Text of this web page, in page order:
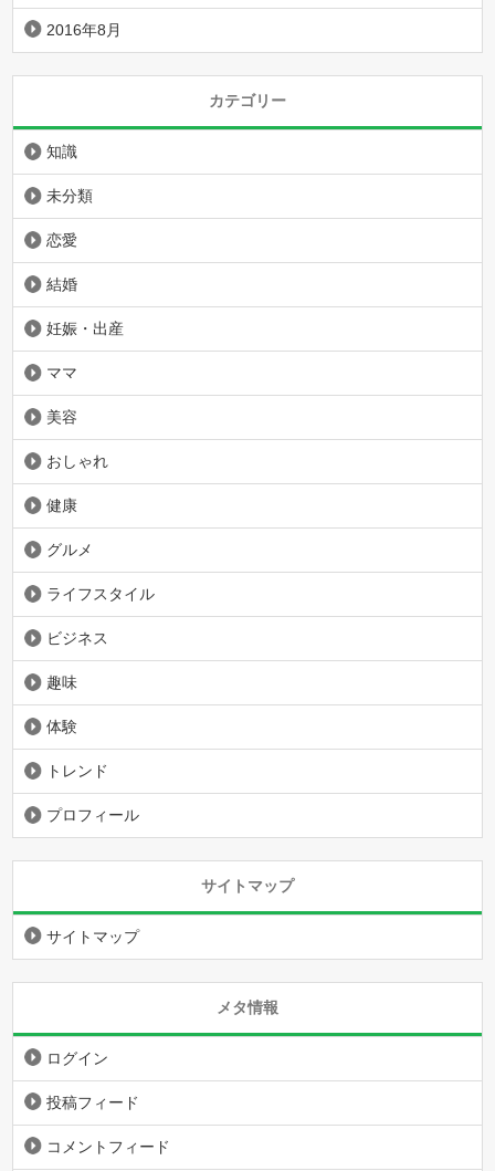
2016年8月
カテゴリー
知識
未分類
恋愛
結婚
妊娠・出産
ママ
美容
おしゃれ
健康
グルメ
ライフスタイル
ビジネス
趣味
体験
トレンド
プロフィール
サイトマップ
サイトマップ
メタ情報
ログイン
投稿フィード
コメントフィード